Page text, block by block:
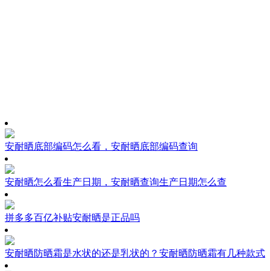
安耐晒底部编码怎么看，安耐晒底部编码查询
安耐晒怎么看生产日期，安耐晒查询生产日期怎么查
拼多多百亿补贴安耐晒是正品吗
安耐晒防晒霜是水状的还是乳状的？安耐晒防晒霜有几种款式